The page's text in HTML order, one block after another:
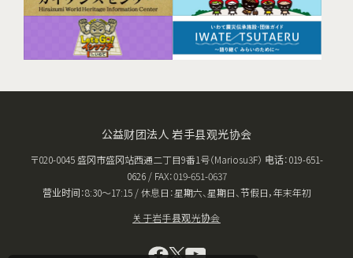
公益财团法人 岩手县观光协会
〒020-0045 盛冈市盛冈站西通二丁目9番1号（Mariosu3F） 电话：019-651-
0626 / FAX：019-651-0637
营业时间：8:30〜17:15 / 休息日：星期六、星期日、节假日，年末年初
关于岩手县观光协会